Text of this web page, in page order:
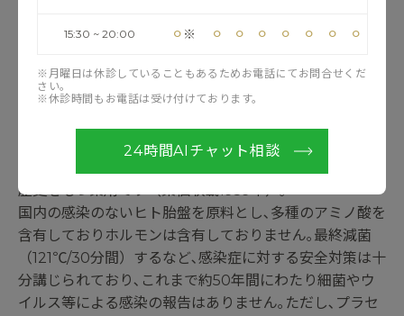
省の認可を受けた製造過程が明確で且つ滅菌消毒された
プラセンタは､特定生物由来製品である｢組織療法｣製剤の
歴史をもつ薬剤です（薬価収載1959年）｡
国内の感染のないヒト胎盤を原料とし､多種のアミノ酸を
含有しておりホルモンは含有しておりません｡最終減菌
（121℃/30分間）するなど､感染症に対する安全対策は十
分講じられており､これまで約50年間にわたり細菌やウ
イルス等による感染の報告はありません｡ただし､プラセ
15:30 ~ 20:00 ⚪︎ ※ ⚪︎ ⚪︎ ⚪︎ ⚪︎ ⚪︎ ⚪︎ ⚪︎
※月曜日は休診していることもあるためお電話にてお問合せくだ
さい。
※休診時間もお電話は受け付けております。
24時間AIチャット相談